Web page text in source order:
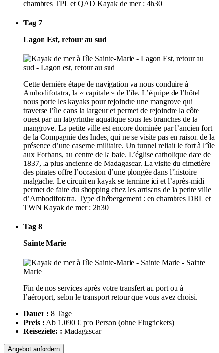
chambres TPL et QAD Kayak de mer : 4h30
Tag 7
Lagon Est, retour au sud
Cette dernière étape de navigation va nous conduire à
Ambodifotatra, la « capitale » de l’île. L’équipe de l’hôtel
nous porte les kayaks pour rejoindre une mangrove qui
traverse l’île dans la largeur et permet de rejoindre la côte
ouest par un labyrinthe aquatique sous les branches de la
mangrove. La petite ville est encore dominée par l’ancien fort
de la Compagnie des Indes, qui ne se visite pas en raison de la
présence d’une caserne militaire. Un tunnel reliait le fort à l’île
aux Forbans, au centre de la baie. L’église catholique date de
1837, la plus ancienne de Madagascar. La visite du cimetière
des pirates offre l’occasion d’une plongée dans l’histoire
malgache. Le circuit en kayak se termine ici et l’après-midi
permet de faire du shopping chez les artisans de la petite ville
d’Ambodifotatra. Type d'hébergement : en chambres DBL et
TWN Kayak de mer : 2h30
Tag 8
Sainte Marie
Fin de nos services après votre transfert au port ou à
l’aéroport, selon le transport retour que vous avez choisi.
Dauer : 8 Tage
Preis : Ab 1.090 € pro Person (ohne Flugtickets)
Reiseziele: : Madagascar
Angebot anfordern